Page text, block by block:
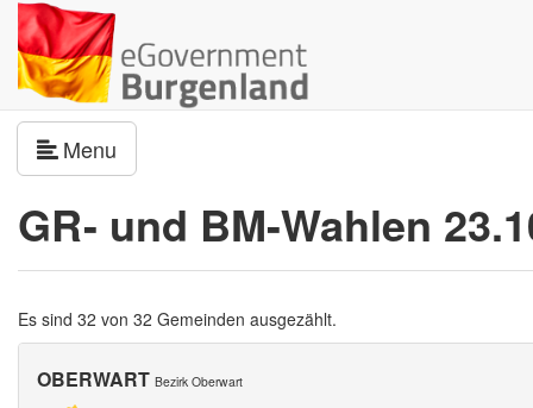
Menu
GR- und BM-Wahlen
Es sind 32 von 32 Gemeinden ausgezählt.
OBERWART Bezirk Oberwart